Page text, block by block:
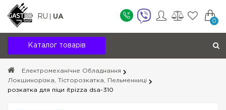
RU UA
0
Каталог товарів
Електромеханічне Обладнання
Локшинорізка, Тісторозкатка, Пельменниці
розкатка для піци itpizza dsa-310